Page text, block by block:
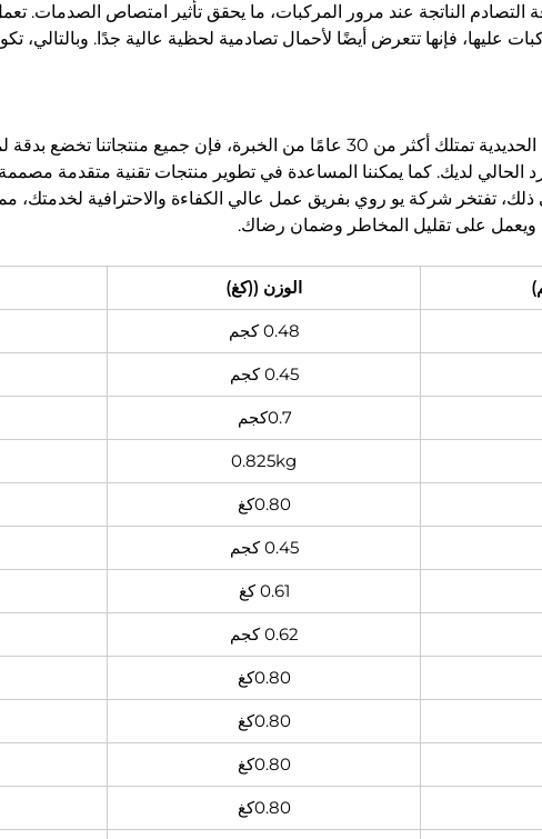
الناتجة عند مرور المركبات، ما يحقق تأثير امتصاص الصدمات.
عليها، فإنها تتعرض أيضًا لأحمال تصادمية لحظية عالية جدًا.
بصفتنا شركة مصنعة ذات خبرة في مكونات السكك الحديدية تمتلك أكثر من 30 عامًا من
الحالي لديك. كما يمكننا المساعدة في تطوير منتجات تقنية متقدمة
تفتخر شركة يو روي بفريق عمل عالي الكفاءة والاحترافية لخدمتك،
على تقليل المخاطر وضمان رضاك.
الوزن ((كغ)
0.48 كجم
0.45 كجم
0.7كجم
0.825kg
0.80كغ
0.45 كجم
0.61 كغ
0.62 كجم
0.80كغ
0.80كغ
0.80كغ
0.80كغ